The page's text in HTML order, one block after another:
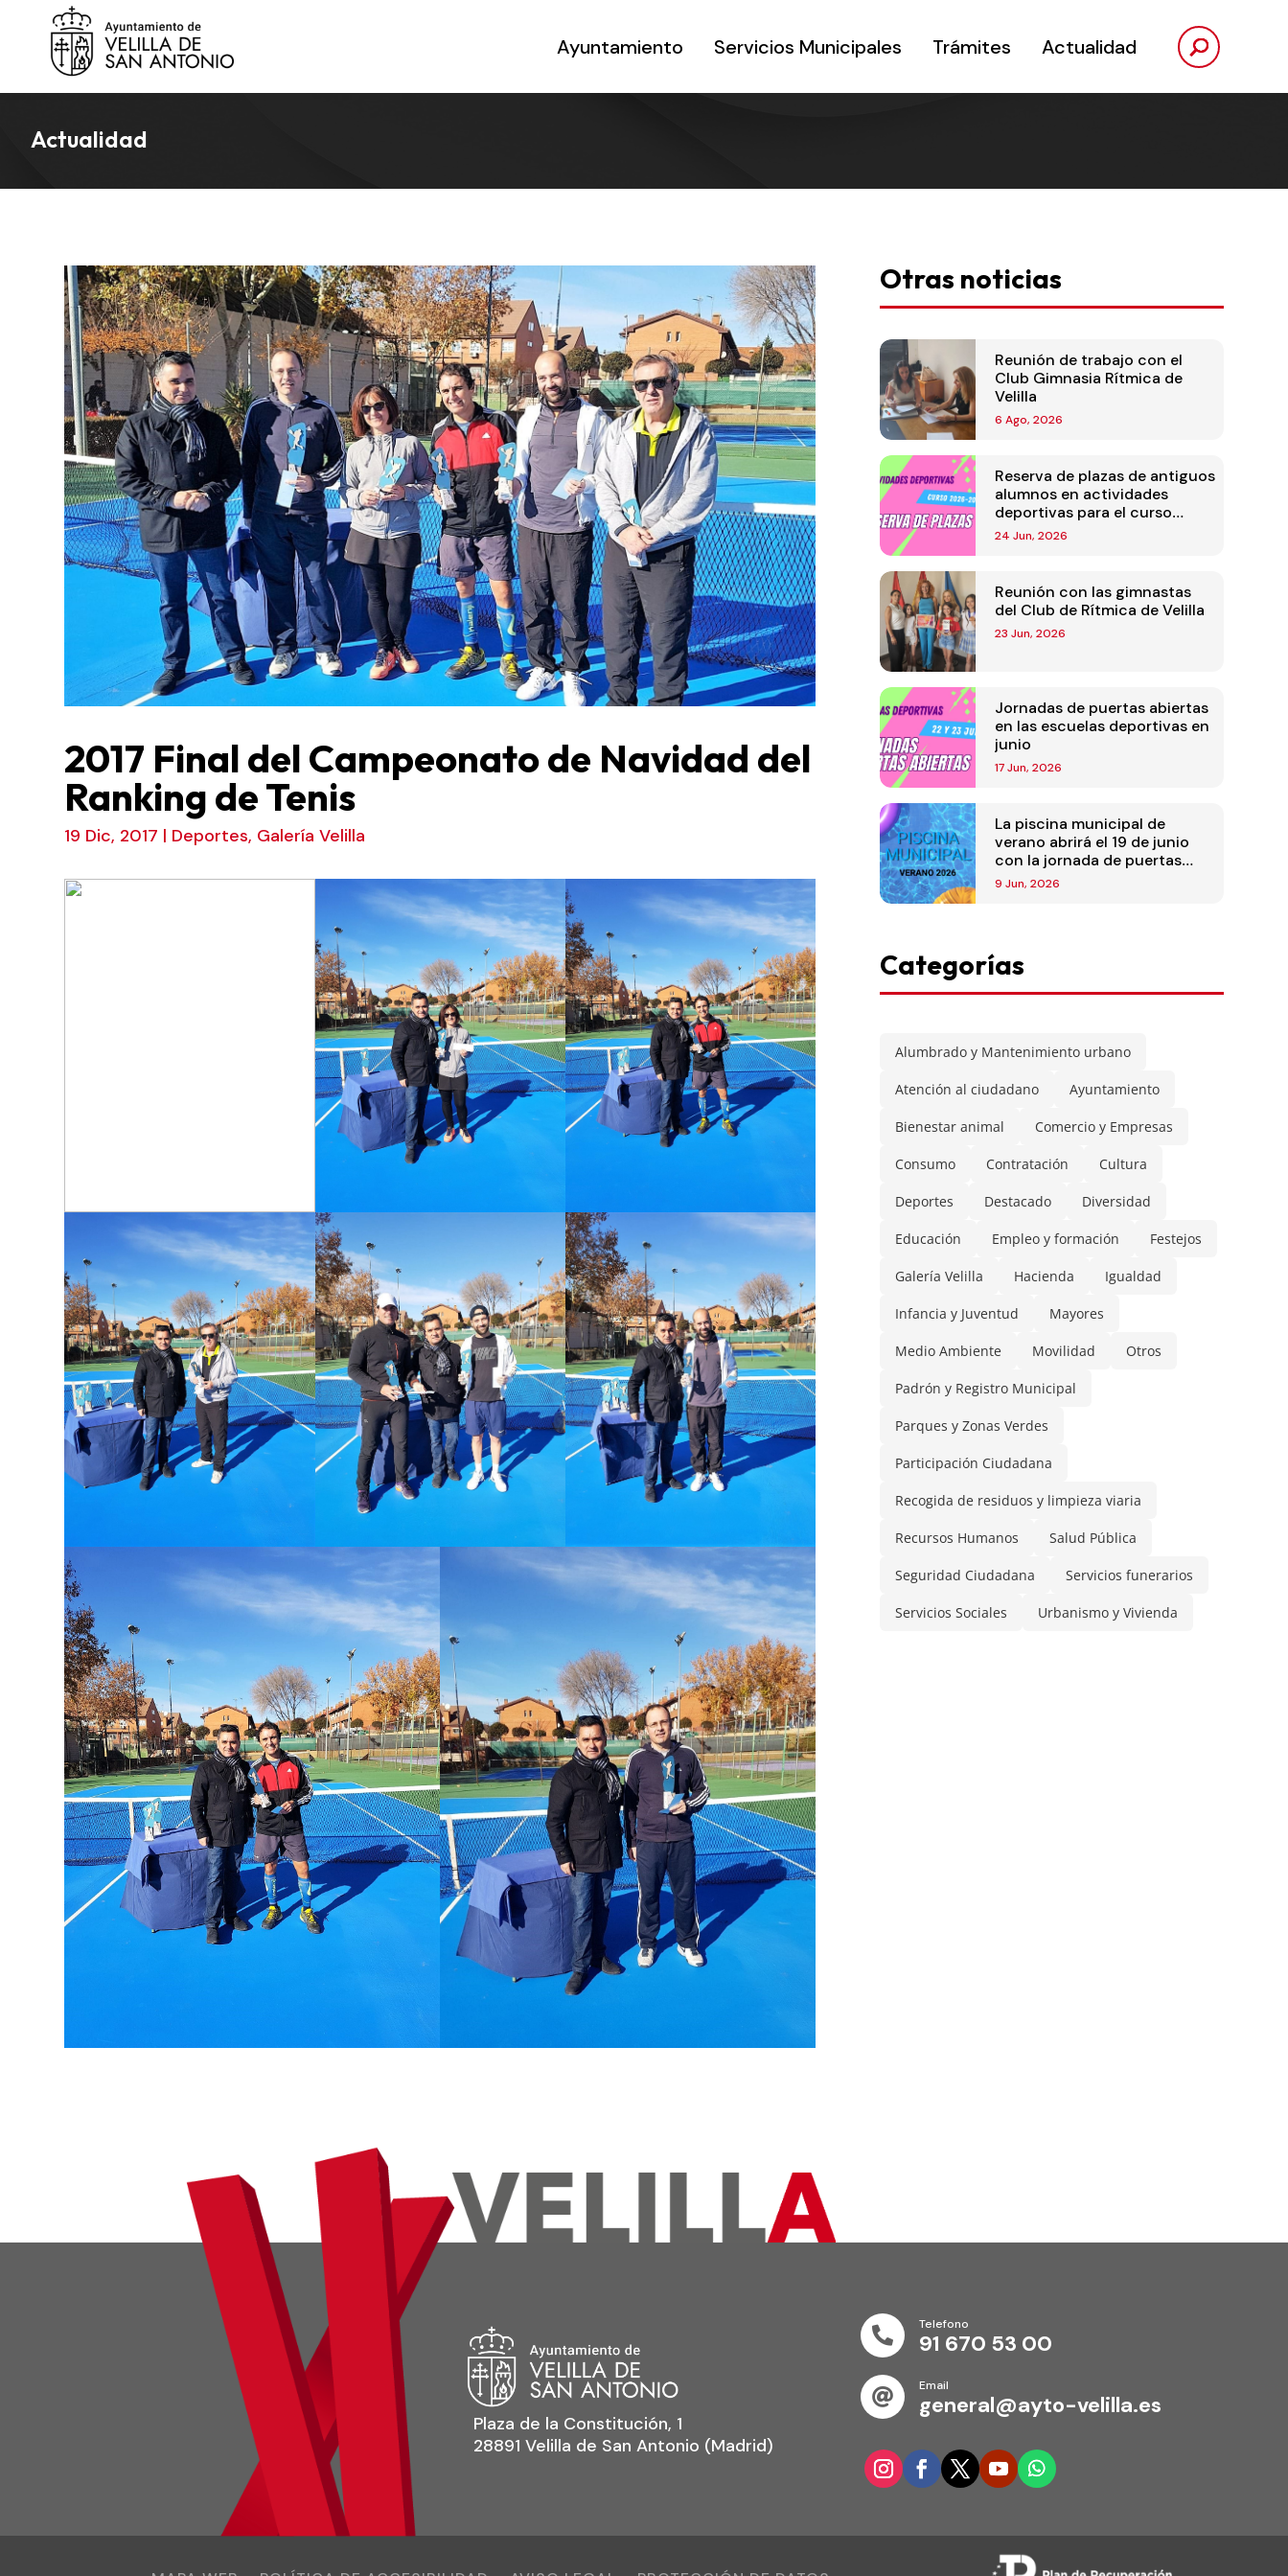
Ayuntamiento Servicios Municipales Trámites Actualidad
Actualidad
2017 Final del Campeonato de Navidad del
Ranking de Tenis
19 Dic, 2017 | Deportes, Galería Velilla
Otras noticias
Reunión de trabajo con el
Club Gimnasia Rítmica de
Velilla
6 Ago, 2026
Reserva de plazas de antiguos
alumnos en actividades
deportivas para el curso
2026-2027
24 Jun, 2026
Reunión con las gimnastas
del Club de Rítmica de Velilla
23 Jun, 2026
Jornadas de puertas abiertas
en las escuelas deportivas en
junio
17 Jun, 2026
La piscina municipal de
verano abrirá el 19 de junio
con la jornada de puertas
abiertas
9 Jun, 2026
Categorías
Alumbrado y Mantenimiento urbano
Atención al ciudadano Ayuntamiento
Bienestar animal Comercio y Empresas
Consumo Contratación Cultura
Deportes Destacado Diversidad
Educación Empleo y formación Festejos
Galería Velilla Hacienda Igualdad
Infancia y Juventud Mayores
Medio Ambiente Movilidad Otros
Padrón y Registro Municipal
Parques y Zonas Verdes
Participación Ciudadana
Recogida de residuos y limpieza viaria
Recursos Humanos Salud Pública
Seguridad Ciudadana Servicios funerarios
Servicios Sociales Urbanismo y Vivienda
Plaza de la Constitución, 1
28891 Velilla de San Antonio (Madrid)

Telefono
91 670 53 00

Email
general@ayto-velilla.es